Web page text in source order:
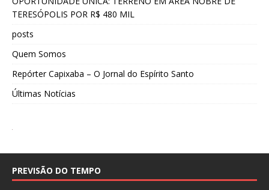
TERESÓPOLIS POR R$ 480 MIL
posts
Quem Somos
Repórter Capixaba – O Jornal do Espírito Santo
Últimas Notícias
PREVISÃO DO TEMPO